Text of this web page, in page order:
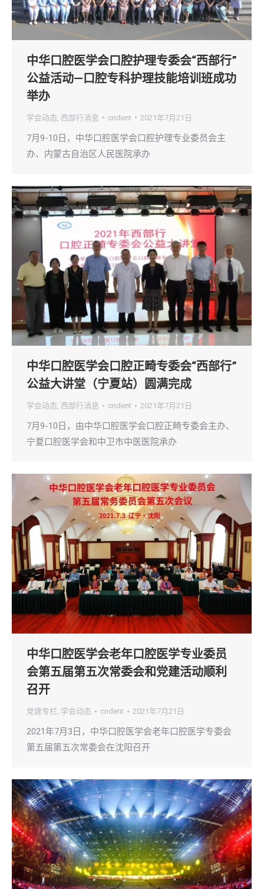
中华口腔医学会口腔护理专委会“西部行”
公益活动—口腔专科护理技能培训班成功
举办
学会动态 西部行消息 cndent 2021年7月21日
7月9-10日，中华口腔医学会口腔护理专业委员会主
办、内蒙古自治区人民医院承办
中华口腔医学会口腔正畸专委会“西部行”
公益大讲堂（宁夏站）圆满完成
学会动态, 西部行消息 cndent 2021年7月21日
7月9-10日，由中华口腔医学会口腔正畸专委会主办、
宁夏口腔医学会和中卫市中医医院承办
中华口腔医学会老年口腔医学专业委员
会第五届第五次常委会和党建活动顺利
召开
党建专栏, 学会动态 cndent 2021年7月21日
2021年7月3日，中华口腔医学会老年口腔医学专委会
第五届第五次常委会在沈阳召开